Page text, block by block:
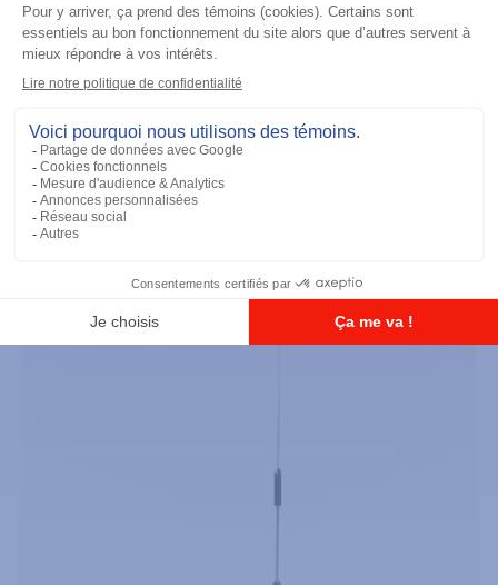
UHF 3.5dB Gain Through-hole Mount
Antenna, 470-494 MHz
Ajouter à la liste